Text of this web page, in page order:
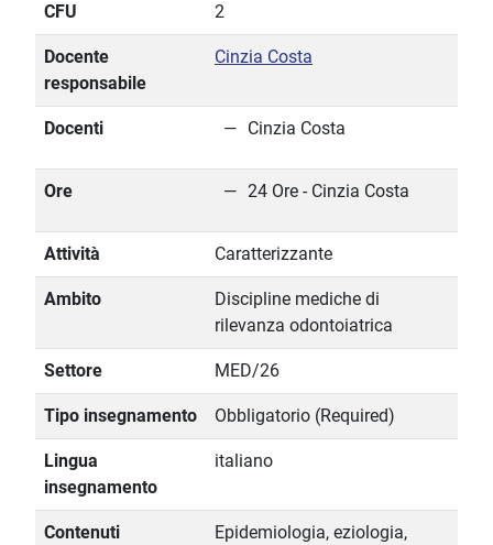
CFU 2
Docente
responsabile
Cinzia Costa
Docenti Cinzia Costa
Ore 24 Ore - Cinzia Costa
Attività Caratterizzante
Ambito
Discipline mediche di
rilevanza odontoiatrica
Settore MED/26
Tipo insegnamento Obbligatorio (Required)
Lingua
insegnamento
italiano
Contenuti
Epidemiologia, eziologia,